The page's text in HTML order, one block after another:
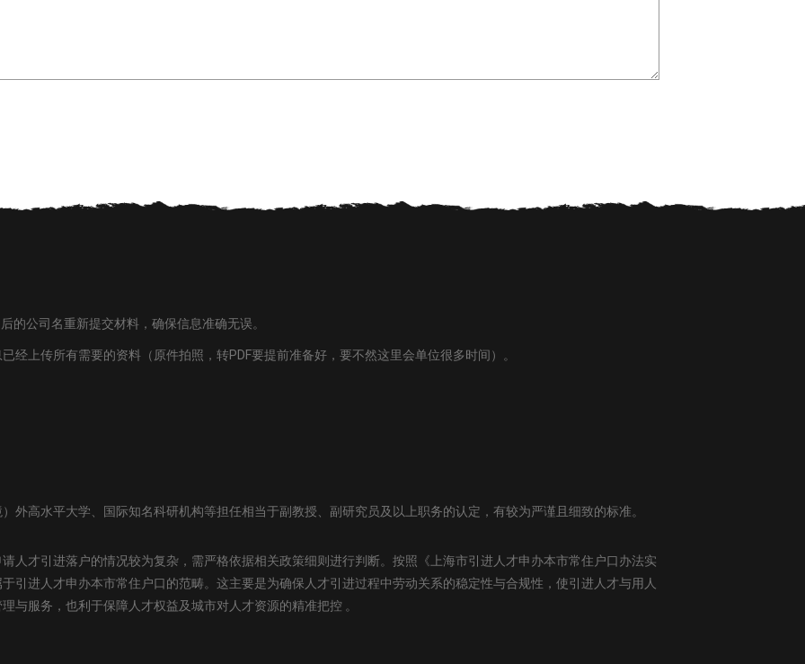
的公司名重新提交材料，确保信息准确无误。
经上传所有需要的资料（原件拍照，转PDF要提前准备好，要不然这里会单位很多时间）。
外高水平大学、国际知名科研机构等担任相当于副教授、副研究员及以上职务的认定，有较为严谨且细致的标准。
人才引进落户的情况较为复杂，需严格依据相关政策细则进行判断。按照《上海市引进人才申办本市常住户口办法实
引进人才申办本市常住户口的范畴。这主要是为确保人才引进过程中劳动关系的稳定性与合规性，使引进人才与用人
与服务，也利于保障人才权益及城市对人才资源的精准把控 。